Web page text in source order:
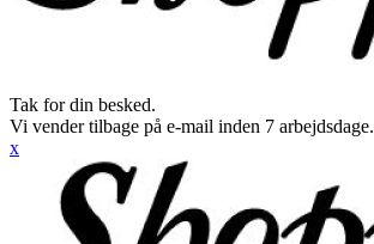
Tak for din besked.
Vi vender tilbage på e-mail inden 7 arbejdsdage.
x